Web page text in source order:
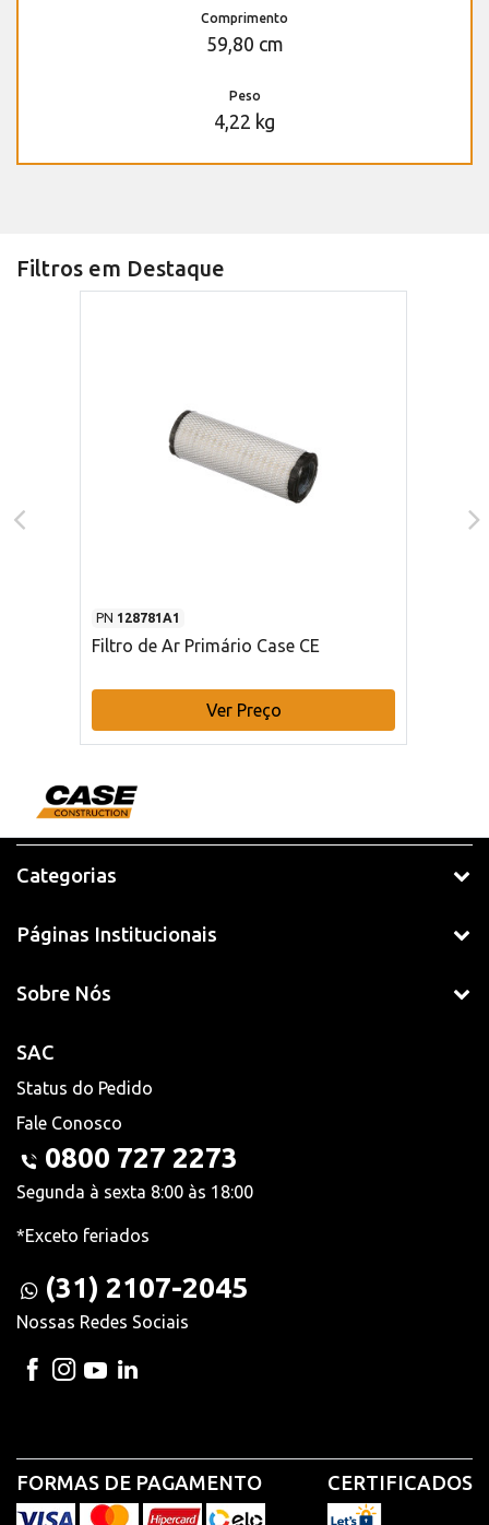
Comprimento
59,80 cm
Peso
4,22 kg
Filtros em Destaque
PN 128781A1
Filtro de Ar Primário Case CE
Ver Preço
Categorias
Páginas Institucionais
Sobre Nós
SAC
Status do Pedido
Fale Conosco
0800 727 2273
Segunda à sexta 8:00 às 18:00
*Exceto feriados
(31) 2107-2045
Nossas Redes Sociais
FORMAS DE PAGAMENTO CERTIFICADOS